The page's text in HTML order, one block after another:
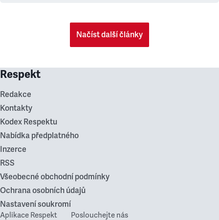
Načíst další články
Respekt
Redakce
Kontakty
Kodex Respektu
Nabídka předplatného
Inzerce
RSS
Všeobecné obchodní podmínky
Ochrana osobních údajů
Nastavení soukromí
Aplikace Respekt Poslouchejte nás